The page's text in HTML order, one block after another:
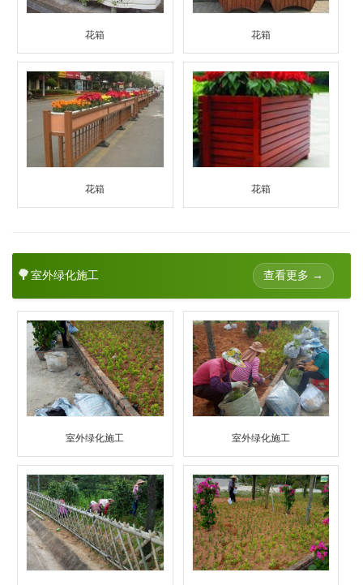
花箱 花箱
花箱 花箱
🌳室外绿化施工 查看更多 →
室外绿化施工 室外绿化施工